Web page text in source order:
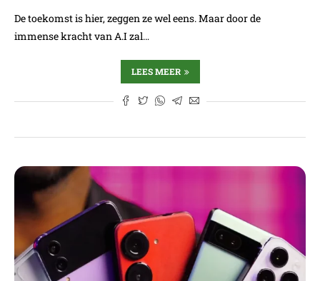
De toekomst is hier, zeggen ze wel eens. Maar door de
immense kracht van A.I zal…
LEES MEER